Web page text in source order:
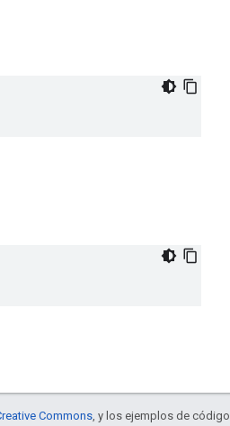
Commons, y los ejemplos de código